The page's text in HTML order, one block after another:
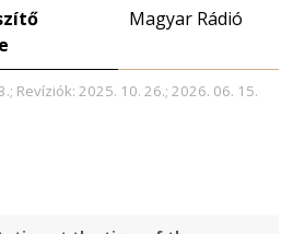
Magyar Rádió
Revíziók: 2025. 10. 26.; 2026. 06. 15.